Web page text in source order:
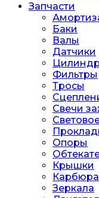
Запчасти
Баки
Валы
Датчики
Фильтры
Тросы
Свечи
Опоры
Крышки
Зеркала